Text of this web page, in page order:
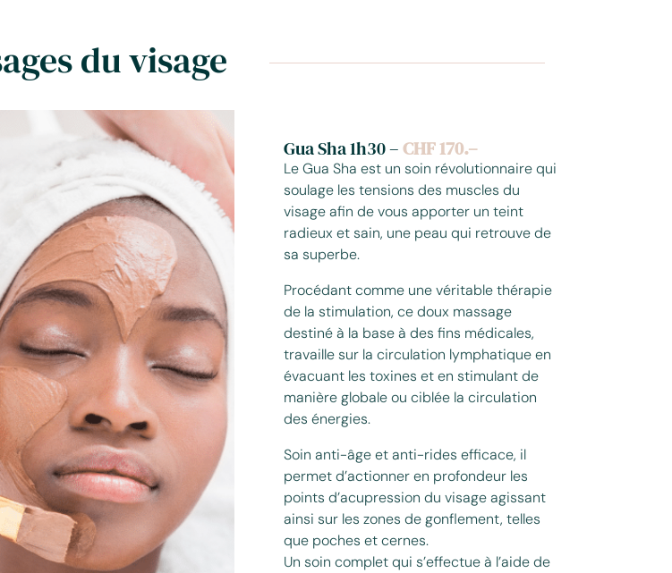
du visage
Gua Sha 1h30 –CHF 170.–
Le Gua Sha est un soin révolutionnaire qui
soulage les tensions des muscles du
visage afin de vous apporter un teint
radieux et sain, une peau qui retrouve de
sa superbe.
Procédant comme une véritable thérapie
de la stimulation, ce doux massage
destiné à la base à des fins médicales,
travaille sur la circulation lymphatique en
évacuant les toxines et en stimulant de
manière globale ou ciblée la circulation
des énergies.
Soin anti-âge et anti-rides efficace, il
permet d’actionner en profondeur les
points d’acupression du visage agissant
ainsi sur les zones de gonflement, telles
que poches et cernes.
Un soin complet qui s’effectue à l’aide de